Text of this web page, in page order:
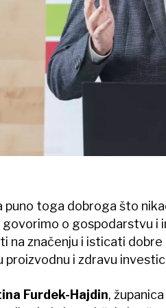
puno toga dobroga što
govorimo o gospodarstvu i
na značenju i isticati
proizvodnu i zdravu
Furdek-Hajdin,